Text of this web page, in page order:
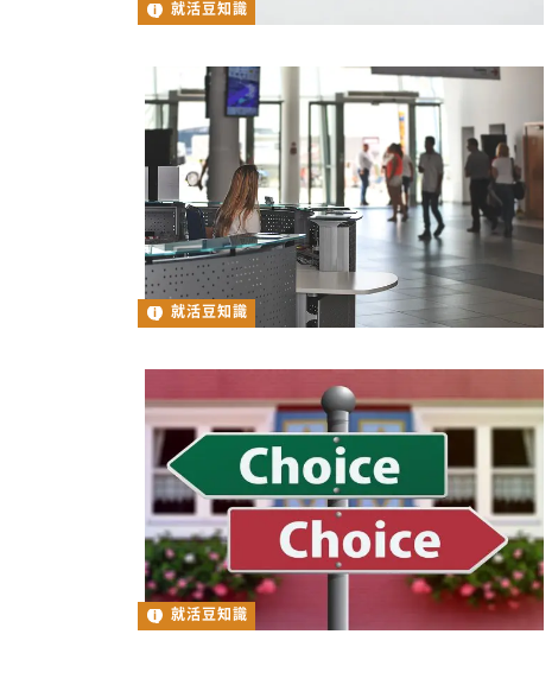
就活豆知識
就活豆知識
就活豆知識